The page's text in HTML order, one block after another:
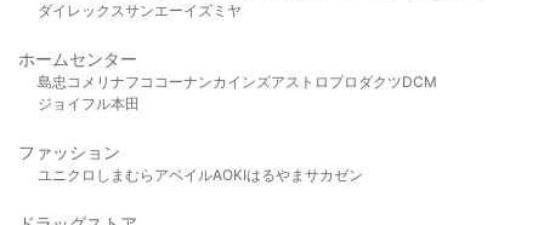
ダイレックスサンエーイズミヤ
ホームセンター
島忠 コメリ ナフコ コーナンカインズアストロプロダクツDCM
ジョイフル本田
ファッション
ユニクロ しまむら アベイルAOKIはるやま サカゼン